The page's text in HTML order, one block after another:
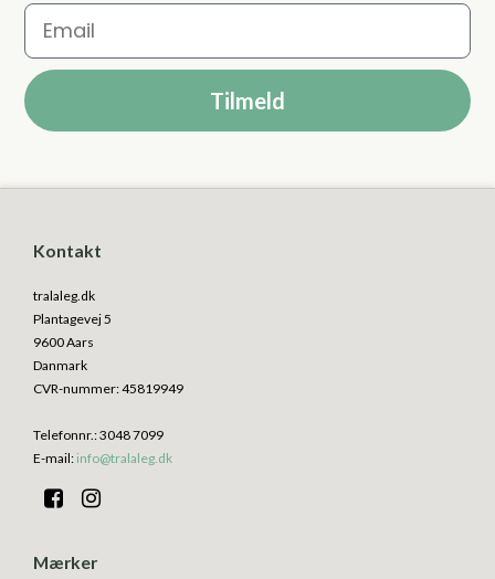
Email
Tilmeld
Kontakt
tralaleg.dk
Plantagevej 5
9600 Aars
Danmark
CVR-nummer:45819949
Telefonnr.:3048 7099
E-mail: info@tralaleg.dk
Mærker